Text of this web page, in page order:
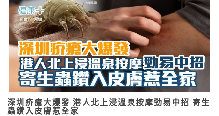
深圳疥瘡大爆發 港人北上浸溫泉按摩勁易中招 寄生
蟲鑽入皮膚惹全家